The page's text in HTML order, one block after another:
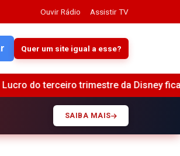
Ouvir Rádio Assistir TV
Quer um site igual a esse?
fica em US$ 2,64 bilhões,
SAIBA MAIS